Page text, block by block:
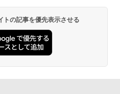
トの記事を優先表示させる